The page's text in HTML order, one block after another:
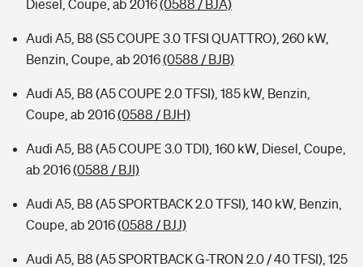
Diesel, Coupe, ab 2016(0588 / BJA)
Audi A5, B8 (S5 COUPE 3.0 TFSI QUATTRO), 260 kW,
Benzin, Coupe, ab 2016(0588 / BJB)
Audi A5, B8 (A5 COUPE 2.0 TFSI), 185 kW, Benzin,
Coupe, ab 2016(0588 / BJH)
Audi A5, B8 (A5 COUPE 3.0 TDI), 160 kW, Diesel, Coupe,
ab 2016(0588 / BJI)
Audi A5, B8 (A5 SPORTBACK 2.0 TFSI), 140 kW, Benzin,
Coupe, ab 2016(0588 / BJJ)
Audi A5, B8 (A5 SPORTBACK G-TRON 2.0 / 40 TFSI), 125